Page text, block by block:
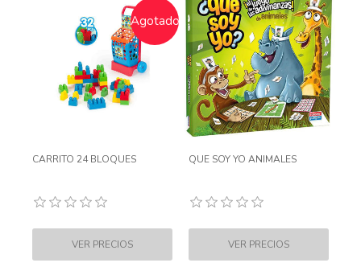
Agotado
CARRITO 24 BLOQUES QUE SOY YO ANIMALES